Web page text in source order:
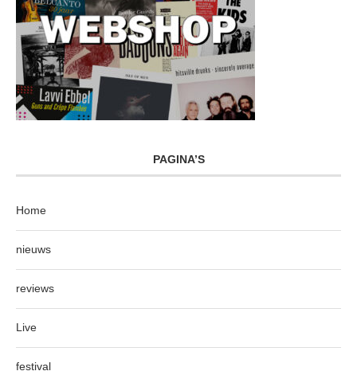
PAGINA’S
Home
nieuws
reviews
Live
festival